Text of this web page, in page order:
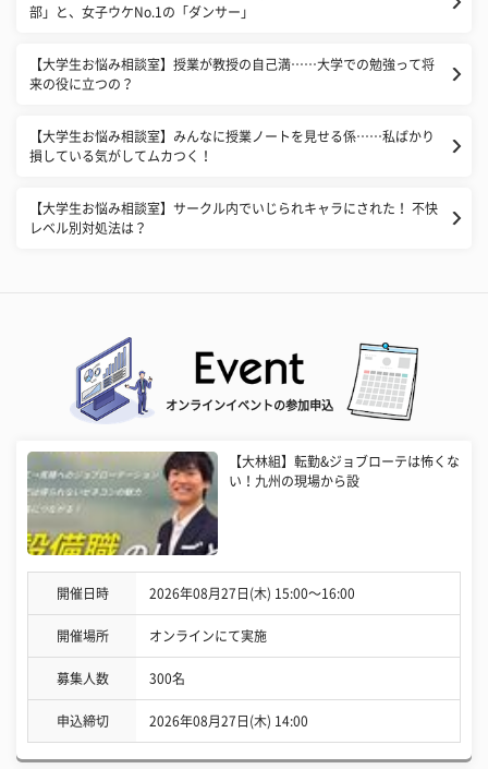
部」と、女子ウケNo.1の「ダンサー」
【大学生お悩み相談室】授業が教授の自己満……大学での勉強って将
来の役に立つの？
【大学生お悩み相談室】みんなに授業ノートを見せる係……私ばかり
損している気がしてムカつく！
【大学生お悩み相談室】サークル内でいじられキャラにされた！ 不快
レベル別対処法は？
オンラインイベントの参加申込
【大林組】転勤&ジョブローテは怖くな
い！九州の現場から設
開催日時 2026年08月27日(木) 15:00〜16:00
開催場所 オンラインにて実施
募集人数 300名
申込締切 2026年08月27日(木) 14:00